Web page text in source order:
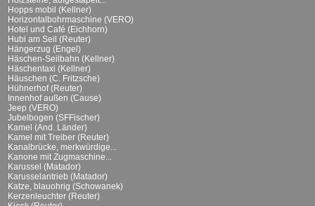
Hopps mobil (Kellner)
Horizontalbohrmaschine (VERO)
Hotel und Café (Eichhorn)
Hubi am Seil (Reuter)
Hängerzug (Engel)
Häschen-Seilbahn (Kellner)
Häschentaxi (Kellner)
Häuschen (C. Fritzsche)
Hühnerhof (Reuter)
Innenhof außen (Cause)
Jeep (VERO)
Jubelbogen (SFFischer)
Kamel (And. Länder)
Kamel mit Treiber (Reuter)
Kanalbrücke, merkwürdige...
Kanone mit Zugmaschine...
Karussel (Matador)
Karusselantrieb (Matador)
Katze, blauohrig (Schowanek)
Kerzenleuchter (Reuter)